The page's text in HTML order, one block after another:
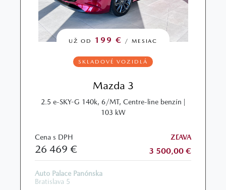
UŽ OD 199 € / MESIAC
SKLADOVÉ VOZIDLÁ
Mazda 3
2.5 e-SKY-G 140k, 6/MT, Centre-line benzín |
103 kW
Cena s DPH
26 469 €
ZĽAVA
3 500,00 €
Auto Palace Panónska
Bratislava 5